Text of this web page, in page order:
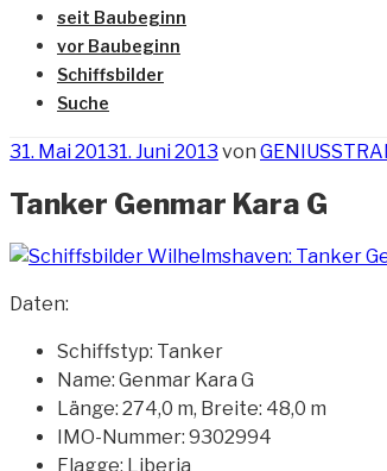
seit Baubeginn
vor Baubeginn
Schiffsbilder
Suche
Veröffentlicht
31. Mai 20131. Juni 2013 von
Tanker Genmar Kara G
Daten:
Schiffstyp: Tanker
Name: Genmar Kara G
Länge: 274,0 m, Breite: 48,0 m
IMO-Nummer: 9302994
Flagge: Liberia